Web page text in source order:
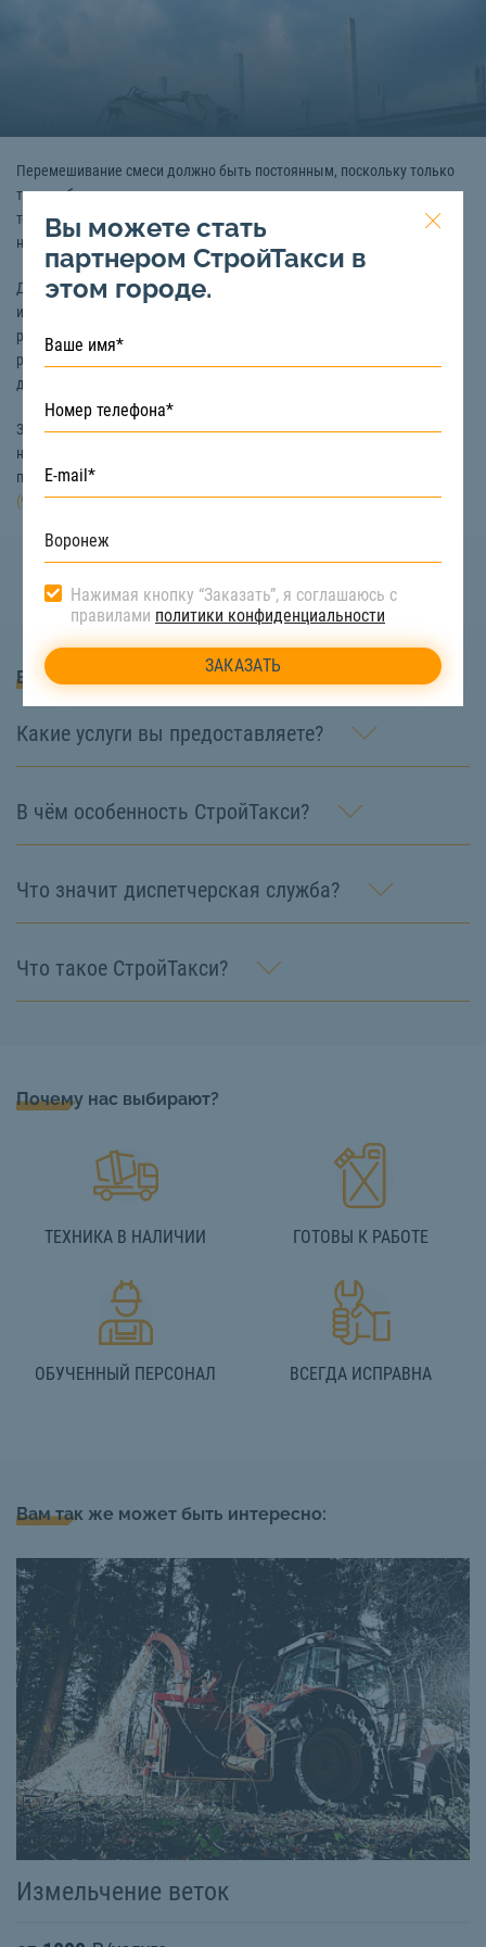
Перемешивание смеси должно быть постоянным, поскольку только
таким образом можно достичь ее однородности и сохранить все
технические характеристики раствора, даже если произошли
небольшие задержки.
Для перемешивания сухих смесей (бетон, цемент и так далее)
используется автобетононасос. Благодаря ему можно избежать
расслоения структуры раствора, а также техника поддерживает
раствор в оптимальном состоянии, чего практически невозможно
достичь при перемешивании смесей вручную.
Заказать технику для перемешивания смесей в Воронеже вы можете
на сайте «СтройТакси». Если у вас возникли вопросы или вы хотите
получить консультация, то свяжитесь с нами по номеру телефона:
(922) 517-40-66
Вопросы и Ответы
Какие услуги вы предоставляете?
В чём особенность СтройТакси?
Что значит диспетчерская служба?
Что такое СтройТакси?
Почему нас выбирают?
ТЕХНИКА В НАЛИЧИИ ГОТОВЫ К РАБОТЕ
ОБУЧЕННЫЙ ПЕРСОНАЛ ВСЕГДА ИСПРАВНА
Вам так же может быть интересно:
Измельчение веток
Вы можете стать
партнером СтройТакси в
этом городе.
Нажимая кнопку “Заказать”, я соглашаюсь с
правилами политики конфиденциальности